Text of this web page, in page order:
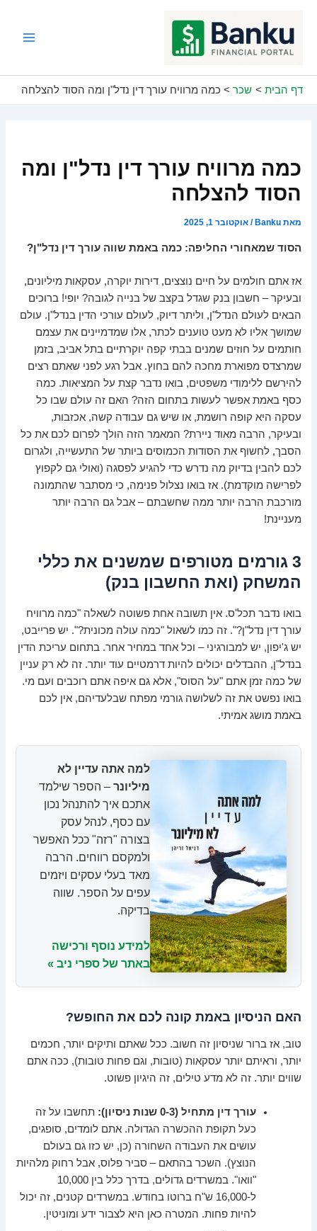
דף הבית שכר כמה מרוויח עורך דין נדל"ן ומה הסוד להצלחה
כמה מרוויח עורך דין נדל"ן ומה
הסוד להצלחה
מאתBanku
/אוקטובר 1, 2025
הסוד שמאחורי החליפה: כמה באמת שווה עורך דין נדל"ן?
אז אתם חולמים על חיים נוצצים, דירות יוקרה, עסקאות מיליונים,
ובעיקר – חשבון בנק שגדל בקצב של בנייה לגובה? יופי! ברוכים
הבאים לעולם הנדל"ן, וליתר דיוק, לעולם עורכי הדין בנדל"ן. עולם
שמושך אליו לא מעט טוענים לכתר, אלו שמדמיינים את עצמם
חותמים על חוזים שמנים בבתי קפה יוקרתיים בתל אביב, בזמן
שמרצדס מפוארת מחכה להם בחוץ. אבל רגע לפני שאתם רצים
להירשם ללימודי משפטים, בואו נדבר קצת על המציאות. כמה
כסף באמת אפשר לעשות בתחום הזה? האם זה עולם שבו כל
עסקה היא קופה רושמת, או שיש גם עבודה קשה, אכזבות,
ובעיקר, הרבה מאוד ניירת? המאמר הזה הולך לפרום לכם את כל
הסבך, לחשוף את הסודות הכמוסים ביותר של התעשייה, ולגרום
לכם להבין בדיוק מה נדרש כדי להגיע לפסגה (ואולי גם לקפוץ
לפרישה מוקדמת). אז בואו נצלול פנימה, כי מסתבר שהתמונה
מורכבת הרבה יותר ממה שחשבתם – אבל גם הרבה יותר
מעניינת!
3 גורמים מטורפים שמשנים את כללי
המשחק (ואת החשבון בנק)
בואו נדבר תכל'ס. אין תשובה אחת פשוטה לשאלה "כמה מרוויח
עורך דין נדל"ן?". זה כמו לשאול "כמה עולה מכונית?". יש פרייבט,
יש ג'יפון, יש למבורגיני – וכל אחד במחיר אחר. בתחום עריכת הדין
בנדל"ן, ההבדלים יכולים להיות דרמטיים עוד יותר. זה לא רק עניין
של כמה זמן אתם "על הסוס", אלא גם איפה אתם רוכבים ועם מי.
בואו נפשט את זה לשלושה גורמי מפתח שבלעדיהם, אין לכם
באמת מושג אמיתי.
למה אתה עדיין לא
מיליונר – הספר שילמד
אתכם איך להתנהל נכון
עם כסף, לנהל עסק
בצורה "רזה" ככל האפשר
ולמקסם רווחים. הרבה
מאד בעלי עסקים ויזמים
עפים על הספר. שווה
בדיקה.
למידע נוסף ורכישה
באתר של ספרי ניב »
האם הניסיון באמת קונה לכם את החופש?
טוב, אז ברור שניסיון זה חשוב. ככל שאתם ותיקים יותר, חכמים
יותר, וראיתם יותר עסקאות (טובות, וגם פחות טובות), ככה אתם
שווים יותר. זה לא מדע טילים, זה היגיון פשוט.
עורך דין מתחיל (0-3 שנות ניסיון):
תחשבו על זה
כעל תקופת ההכשרה הגדולה. אתם לומדים, סופגים,
עושים את העבודה השחורה (כן, יש כזו גם בעולם
הנוצץ). השכר בהתאם – סביר פלוס, אבל רחוק מלהיות
"וואו". במשרדים גדולים, בדרך כלל בין 10,000
ל-16,000 ש"ח ברוטו בחודש. במשרדים קטנים, זה יכול
להיות פחות. המטרה כאן היא לצבור ידע ומוניטין.